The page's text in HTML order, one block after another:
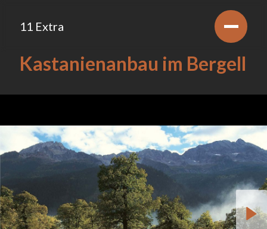
11 Extra
Kastanienanbau im Bergell